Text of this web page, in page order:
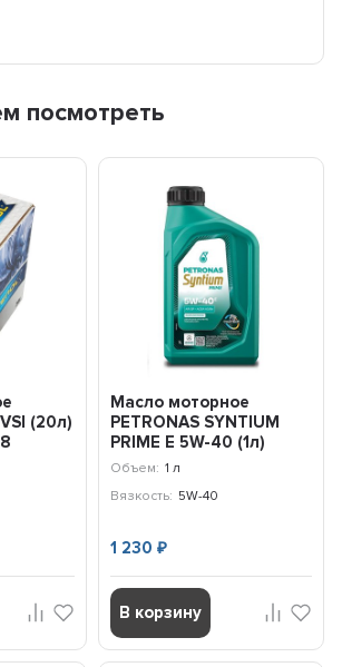
посмотреть
(20л)
Масло моторное
PETRONAS SYNTIUM
PRIME E 5W-40 (1л)
71243E18EU
Объем: 1 л
Вязкость: 5W-40
1 230 ₽
В корзину